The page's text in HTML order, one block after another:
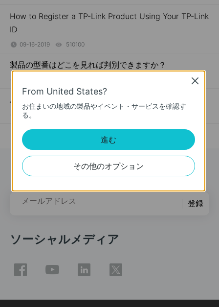
How to Register a TP-Link Product Using Your TP-Link
ID
09-16-2019 510100
製品の型番はどこを見れば判別できますか？
ハードウェアバージョンとは？どこで確認できますか？
09-29-2016
ニュース＆オファー
メールアドレス 登録
ソーシャルメディア
From United States?
お住まいの地域の製品やイベント・サービスを確認す
る。
進む
その他のオプション
Close